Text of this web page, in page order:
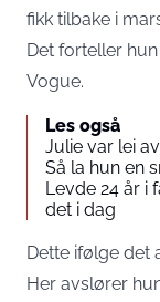
fikk tilbake i
Det forteller
Vogue.
Les også
Julie var lei
Så la hun en
Levde 24 år i
det i dag
Dette ifølge det
Her avslører